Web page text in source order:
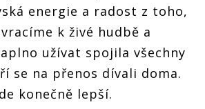
energie a radost z toho,
k živé hudbě a
užívat spojila všechny
se na přenos dívali doma.
konečně lepší.